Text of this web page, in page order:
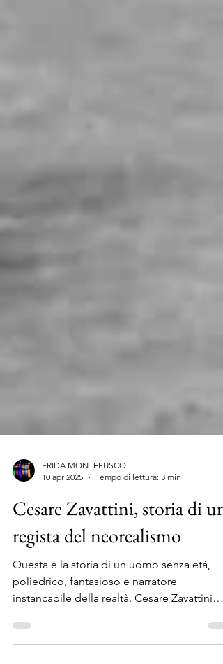
10 apr 2025
Tempo di lettura: 3 min
Cesare Zavattini, storia di un
regista del neorealismo
Questa è la storia di un uomo senza età,
poliedrico, fantasioso e narratore
instancabile della realtà. Cesare Zavattini